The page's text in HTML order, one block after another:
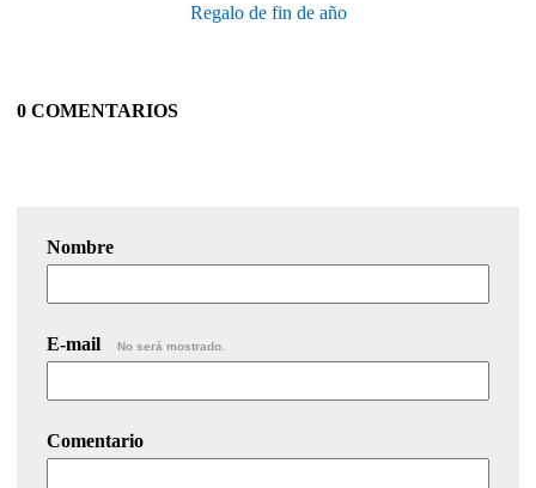
Regalo de fin de año
0 COMENTARIOS
Nombre
E-mail No será mostrado.
Comentario